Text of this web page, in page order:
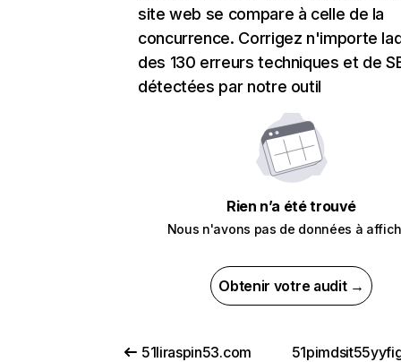
site web se compare à celle de la
concurrence. Corrigez n'importe
des 130 erreurs techniques et de
détectées par notre outil
Rien n’a été trouvé
Nous n'avons pas de données à
Obtenir votre audit →
51liraspin53.com